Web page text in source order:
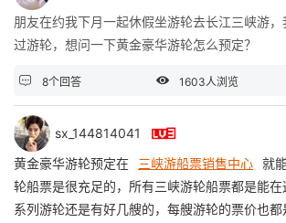
朋友在约我下月一起休假坐游轮去长江三峡游
过游轮，想问一下黄金豪华游轮怎么预定？
 8个回答  1603人浏览
sx_144814041 
黄金豪华游轮预定在 三峡游船票销售中心 就
轮船票是很充足的，所有三峡游轮船票都是能
系列游轮还是有好几艘的，每艘游轮的票价也